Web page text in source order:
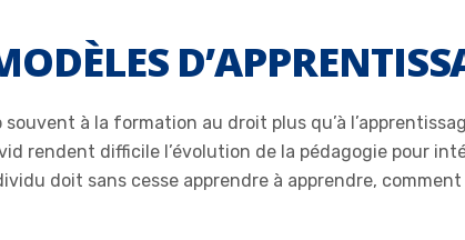
à la formation au droit plus qu’à
rendent difficile l’évolution de la pédagogie pour
doit sans cesse apprendre à apprendre,